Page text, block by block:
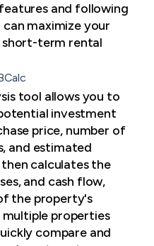
and following
maximize your
short-term rental
tool allows you to
investment
price, number of
and estimated
calculates the
and cash flow,
the property's
properties
compare and